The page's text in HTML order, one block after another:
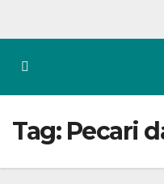
Tag: Pecari